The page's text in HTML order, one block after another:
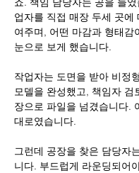
업자를 직접 매장 두세 곳에
여주며, 어떤 마감과 형태감
눈으로 보게 했습니다.
작업자는 도면을 받아 비정
모델을 완성했고, 책임자 검
장으로 파일을 넘겼습니다.
대로였습니다.
그런데 공장을 찾은 담당자
니다. 부드럽게 라운딩되어